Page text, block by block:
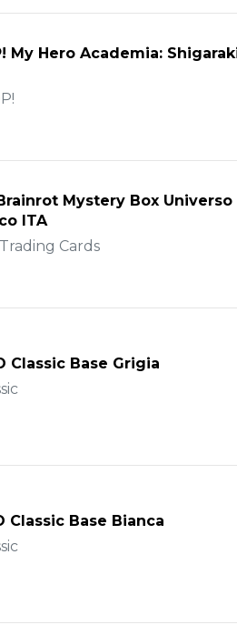
My Hero Academia:
Mystery Box Universo
ITA
Cards
Classic Base Grigia
Classic Base Bianca